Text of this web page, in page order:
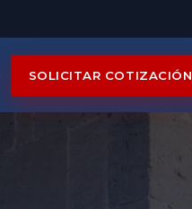
SOLICITAR COTIZACIÓN